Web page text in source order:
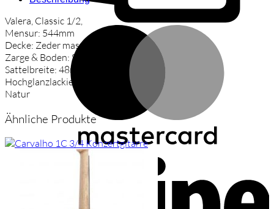
Menge
Valera, Classic 1/2,
Mensur: 544mm
Decke: Zeder massiv,
Zarge & Boden: Sapele
Sattelbreite: 48mm,
Hochglanzlackierung,
Natur
Ähnliche Produkte